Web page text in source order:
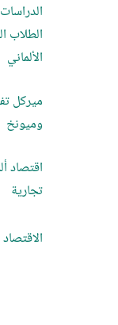
الطلاب
الألماني
ميركل
وميونخ
اقتصاد
تجارية